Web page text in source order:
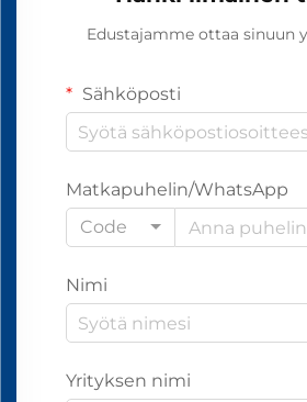
Edustajamme ottaa sinuun
Sähköposti
Matkapuhelin/WhatsApp
Code
Nimi
Yrityksen nimi